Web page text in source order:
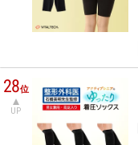
28位
UP